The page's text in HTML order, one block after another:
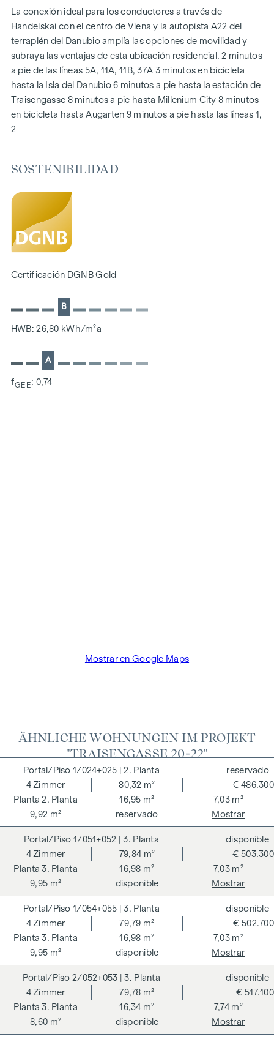
Sistema fotovoltaico en el tejado
Sistema de interfono digital y
tablón de anuncios mediante aplicación de teléfono móvil
Aplicación de gestión inteligente de la propiedad "puck
DESTACADOS
269 viviendas de pleno dominio
De 1 a 4 habitaciones con espacios habitables de aprox.
166 plazas de aparcamiento subterráneo
Precertificado de sostenibilidad DGNB Gold
Situado junto al pintoresco Danubio
SOSTENIBILIDAD
los futuros residentes son el centro de este proyecto de
inmueble, prestamos atención a minimizar el consumo de
energía y recursos naturales durante la construcción. Como
Sostenible), el proyecto ya cuenta con la certificación previa
de la categoría DGNB Gold.
La conexión ideal para los conductores a través de
Handelskai con el centro de Viena y la autopista A22 del
terraplén del Danubio amplía las opciones de movilidad y
subraya las ventajas de esta ubicación residencial. 2 minutos
a pie de las líneas 5A, 11A, 11B, 37A 3 minutos en bicicleta
hasta la Isla del Danubio 6 minutos a pie hasta la estación de
Traisengasse 8 minutos a pie hasta Millenium City 8 minutos
en bicicleta hasta Augarten 9 minutos a pie hasta las líneas 1,
2
SOSTENIBILIDAD
Certificación DGNB Gold
B
HWB: 26,80 kWh/m²a
A
fGEE: 0,74
Mostrar en Google Maps
ÄHNLICHE WOHNUNGEN IM PROJEKT
"TRAISENGASSE 20-22"
1/024+025 | 2. Planta
2. Planta
4 Zimmer
80,32 m²
16,95 m²
7,03 m²
9,92 m²
€ 486.300
reservado
reservado
Mostrar
1/051+052 | 3. Planta
3. Planta
4 Zimmer
79,84 m²
16,98 m²
7,03 m²
9,95 m²
€ 503.300
disponible
disponible
Mostrar
1/054+055 | 3. Planta
3. Planta
4 Zimmer
79,79 m²
16,98 m²
7,03 m²
9,95 m²
€ 502.700
disponible
disponible
Mostrar
2/052+053 | 3. Planta
3. Planta
4 Zimmer
79,78 m²
16,34 m²
7,74 m²
8,60 m²
€ 517.100
disponible
disponible
Mostrar